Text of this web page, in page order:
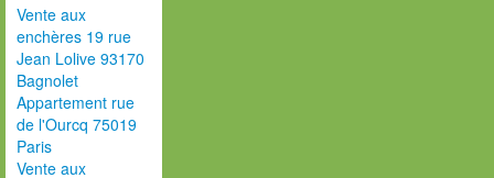
Vente aux
enchères 19 rue
Jean Lolive 93170
Bagnolet
Appartement rue
de l'Ourcq 75019
Paris
Vente aux